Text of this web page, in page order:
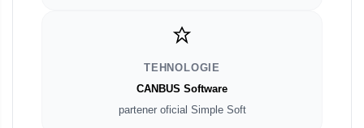
Rame adaptoare Ssangyong
TEHNOLOGIE
CANBUS Software
partener oficial Simple Soft